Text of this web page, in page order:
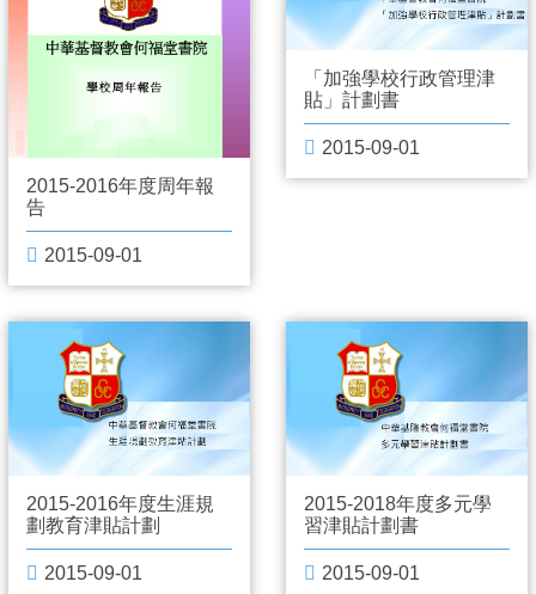
2015-2016年度周年報
告
2015-09-01
「加強學校行政管理津
貼」計劃書
2015-09-01
2015-2016年度生涯規
劃教育津貼計劃
2015-09-01
2015-2018年度多元學
習津貼計劃書
2015-09-01